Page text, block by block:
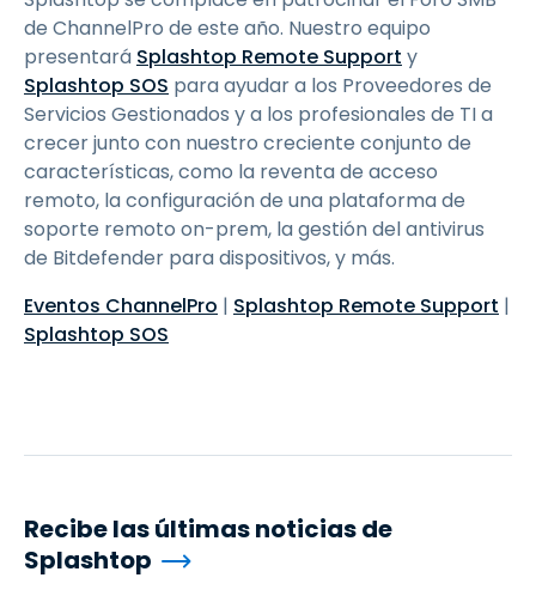
de ChannelPro de este año. Nuestro equipo
presentará Splashtop Remote Support y
Splashtop SOS para ayudar a los Proveedores de
Servicios Gestionados y a los profesionales de TI a
crecer junto con nuestro creciente conjunto de
características, como la reventa de acceso
remoto, la configuración de una plataforma de
soporte remoto on-prem, la gestión del antivirus
de Bitdefender para dispositivos, y más.
Eventos ChannelPro | Splashtop Remote Support |
Splashtop SOS
Recibe las últimas noticias de
Splashtop